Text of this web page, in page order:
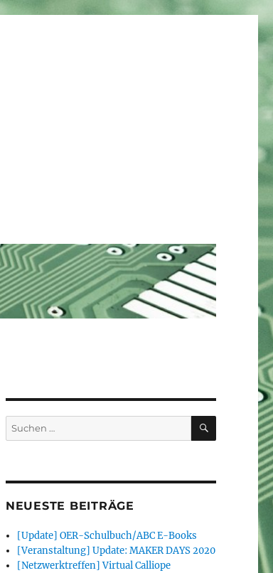
Suchen
nach:
SUCHEN
NEUESTE BEITRÄGE
[Update] OER-Schulbuch/ABC E-Books
[Veranstaltung] Update: MAKER DAYS 2020
[Netzwerktreffen] Virtual Calliope